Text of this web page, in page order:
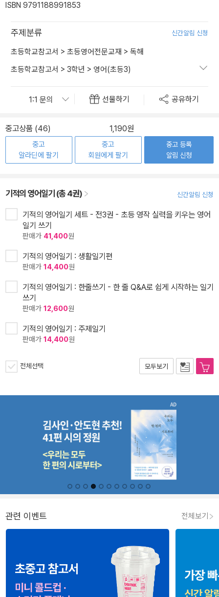
ISBN 9791188991853
주제분류 신간알림 신청
초등학교참고서 > 초등영어전문교재 > 독해
초등학교참고서 > 3학년 > 영어(초등3)
선물하기 공유하기
중고상품 (46) 1,190원
중고
알라딘에 팔기
중고
회원에게 팔기
중고 등록
알림 신청
기적의 영어일기 (총 4권) 신간알림 신청
기적의 영어일기 세트 - 전3권 - 초등 영작 실력을 키우는 영어
일기 쓰기
판매가 41,400원
기적의 영어일기 : 생활일기편
판매가 14,400원
기적의 영어일기 : 한줄쓰기 - 한 줄 Q&A로 쉽게 시작하는 일기
쓰기
판매가 12,600원
기적의 영어일기 : 주제일기
판매가 14,400원
전체선택 모두보기
관련 이벤트 전체보기